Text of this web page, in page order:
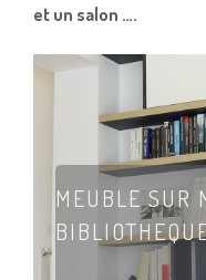
et un salon ….
MEUBLE SUR